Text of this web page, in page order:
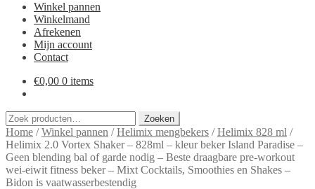
Winkel pannen
Winkelmand
Afrekenen
Mijn account
Contact
€0,00 0 items
Zoeken
naar:
Zoeken
Home /Winkel pannen /Helimix mengbekers /Helimix 828 ml /
Helimix 2.0 Vortex Shaker – 828ml – kleur beker Island Paradise –
Geen blending bal of garde nodig – Beste draagbare pre-workout
wei-eiwit fitness beker – Mixt Cocktails, Smoothies en Shakes –
Bidon is vaatwasserbestendig